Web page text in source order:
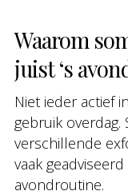
Waarom
juist ‘s
Niet ieder actief
gebruik
verschillende
vaak
avondroutine.